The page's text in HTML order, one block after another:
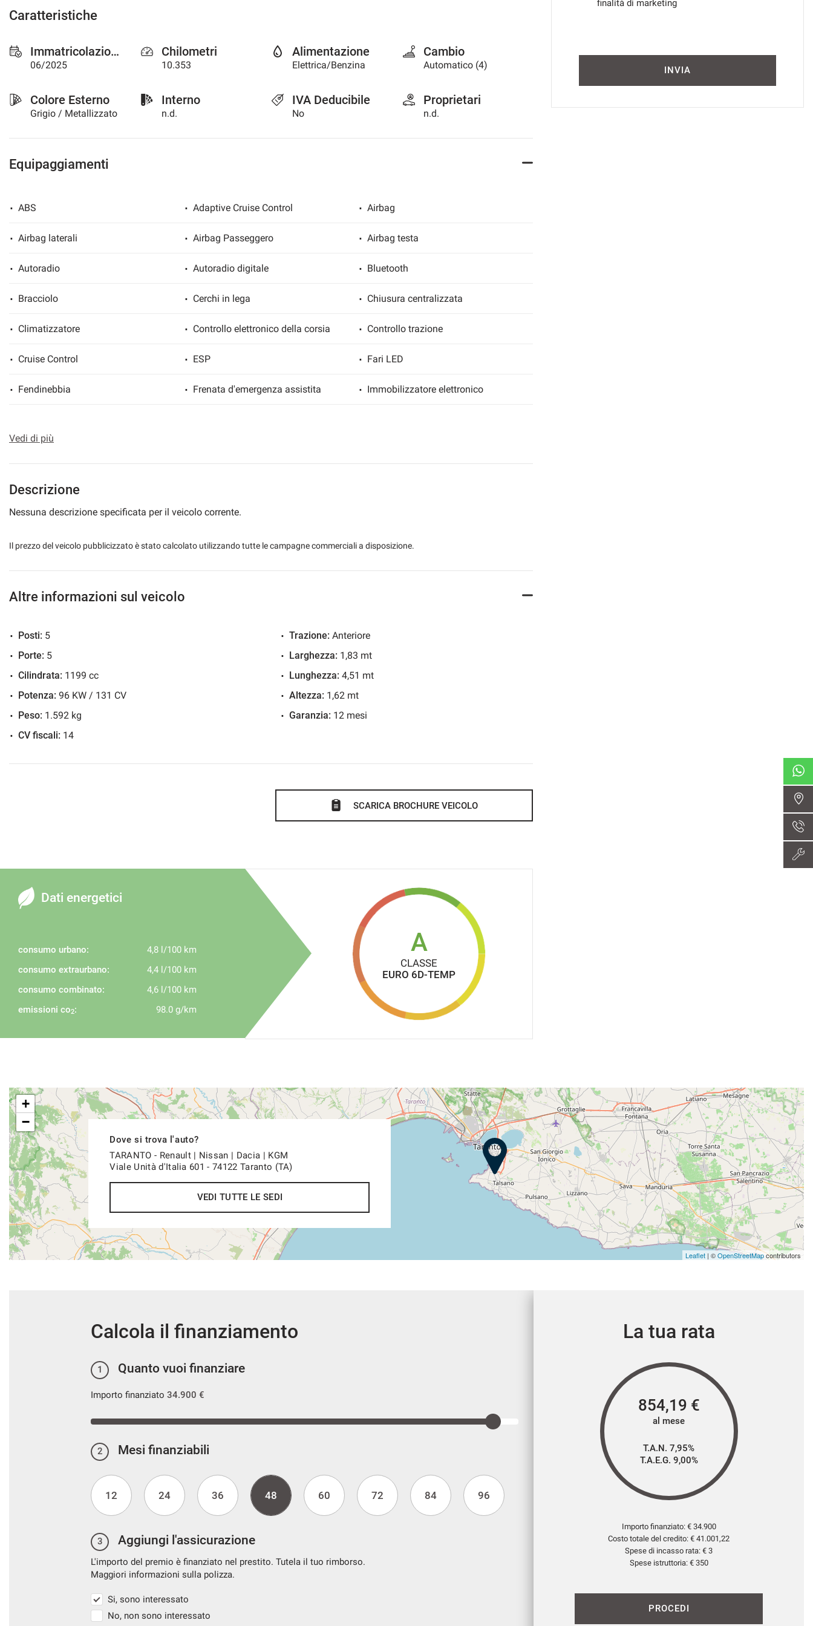
Caratteristiche
Immatricolazione
06/2025
Chilometri
10.353
Alimentazione
Elettrica/Benzina
Cambio
Automatico (4)
Colore Esterno
Grigio / Metallizzato
Interno
n.d.
IVA Deducibile
No
Proprietari
n.d.
Equipaggiamenti
ABS Adaptive Cruise Control Airbag
Airbag laterali Airbag Passeggero Airbag testa
Autoradio Autoradio digitale Bluetooth
Bracciolo Cerchi in lega Chiusura centralizzata
Climatizzatore Controllo elettronico della corsia Controllo trazione
Cruise Control ESP Fari LED
Fendinebbia Frenata d'emergenza assistita Immobilizzatore elettronico
Telecamera per parcheggio assistito
Vedi di più
Descrizione
Nessuna descrizione specificata per il veicolo corrente.
Il prezzo del veicolo pubblicizzato è stato calcolato utilizzando tutte le campagne commerciali a disposizione.
Altre informazioni sul veicolo
Posti: 5
Porte: 5
Cilindrata: 1199 cc
Potenza: 96 KW / 131 CV
Peso: 1.592 kg
CV fiscali: 14
Trazione: Anteriore
Larghezza: 1,83 mt
Lunghezza: 4,51 mt
Altezza: 1,62 mt
Garanzia: 12 mesi
SCARICA BROCHURE VEICOLO
Dati energetici
consumo urbano:
4,8 l/100 km
consumo extraurbano:
4,4 l/100 km
consumo combinato:
4,6 l/100 km
emissioni co2: 98.0 g/km
A
CLASSE
EURO 6D-TEMP
finalità di marketing
INVIA
Dove si trova l'auto?
TARANTO - Renault | Nissan | Dacia | KGM
Viale Unità d'Italia 601 - 74122 Taranto (TA)
VEDI TUTTE LE SEDI
+
−
Leaflet | ©OpenStreetMapcontributors
Calcola il finanziamento
1 Quanto vuoi finanziare
Importo finanziato 34.900 €
2 Mesi finanziabili
12 24 36 48 60 72 84 96
3 Aggiungi l'assicurazione
L'importo del premio è finanziato nel prestito. Tutela il tuo rimborso.
Maggiori informazioni sulla polizza.
Si, sono interessato
No, non sono interessato
La tua rata
854,19 €
al mese
T.A.N. 7,95%
T.A.E.G. 9,00%
Importo finanziato: € 34.900
Costo totale del credito: €41.001,22
Spese di incasso rata: € 3
Spese istruttoria: € 350
PROCEDI
questi
strumenti
tracciamento
si
rimanda
cookie
policy.
Puoi
modificare
le
in
Cookie necessari
Cookie analitici